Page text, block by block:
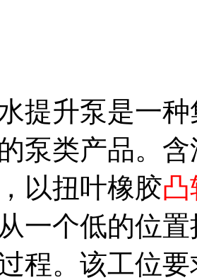
提升泵是一
泵类产品。
以扭叶橡胶
一个低的位
程。该工位